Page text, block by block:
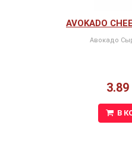
AVOKADO
Авокадо
В